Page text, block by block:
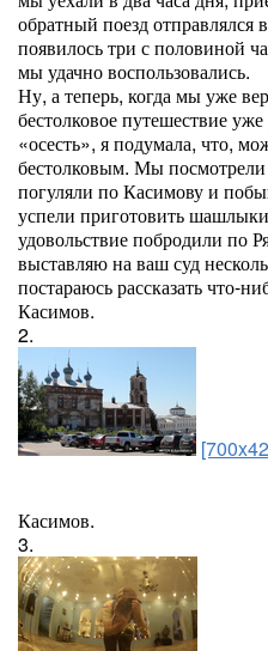
обратный поезд
появилось три с половиной
мы удачно воспользовались.
Ну, а теперь, когда мы уже
бестолковое путешествие
«осесть», я подумала, что,
бестолковым. Мы
погуляли по Касимову и
успели приготовить
удовольствие побродили по
выставляю на ваш суд
постараюсь рассказать что-
Касимов.
2.
Касимов.
3.